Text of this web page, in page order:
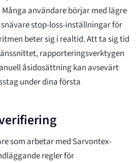
användare börjar med lägre
stop-loss-inställningar för
beter sig i realtid. Att ta sig tid
rapporteringsverktygen
åsidosättning kan avsevärt
under dina första
som arbetar med Sarvontex-
regler för